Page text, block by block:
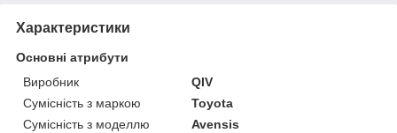
Характеристики
Основні атрибути
Виробник
QIV
Сумісність з маркою
Toyota
Сумісність з моделлю
Avensis